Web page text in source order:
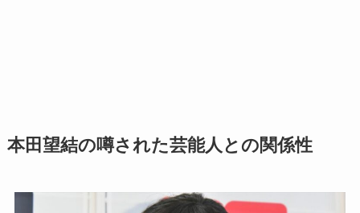
本田望結の噂された芸能人との関係性